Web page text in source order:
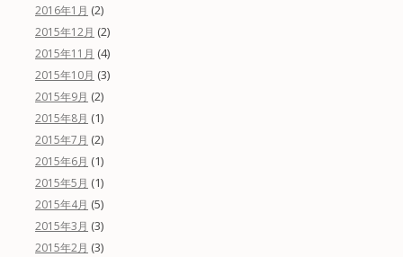
2016年1月 (2)
2015年12月 (2)
2015年11月 (4)
2015年10月 (3)
2015年9月 (2)
2015年8月 (1)
2015年7月 (2)
2015年6月 (1)
2015年5月 (1)
2015年4月 (5)
2015年3月 (3)
2015年2月 (3)